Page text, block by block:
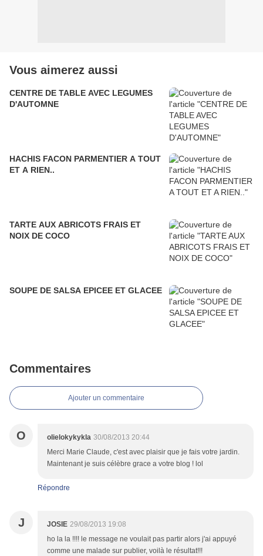
Vous aimerez aussi
CENTRE DE TABLE AVEC LEGUMES
D'AUTOMNE
HACHIS FACON PARMENTIER A TOUT
ET A RIEN..
TARTE AUX ABRICOTS FRAIS ET
NOIX DE COCO
SOUPE DE SALSA EPICEE ET GLACEE
Commentaires
Ajouter un commentaire
O olielokykykla 30/08/2013 20:44
Merci Marie Claude, c'est avec plaisir que je fais votre jardin.
Maintenant je suis célèbre grace a votre blog ! lol
Répondre
J JOSIE 29/08/2013 19:08
ho la la !!!! le message ne voulait pas partir alors j'ai appuyé
comme une malade sur publier, voilà le résultat!!!